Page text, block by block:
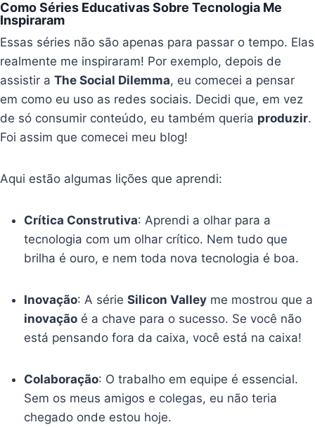
Como Séries Educativas Sobre Tecnologia Me
Inspiraram
Essas séries não são apenas para passar o tempo. Elas
realmente me inspiraram! Por exemplo, depois de
assistir aThe Social Dilemma, eu comecei a pensar
em como eu uso as redes sociais. Decidi que, em vez
de só consumir conteúdo, eu também queria produzir.
Foi assim que comecei meu blog!
Aqui estão algumas lições que aprendi:
Crítica Construtiva: Aprendi a olhar para a
tecnologia com um olhar crítico. Nem tudo que
brilha é ouro, e nem toda nova tecnologia é boa.
Inovação: A sérieSilicon Valley me mostrou que a
inovação é a chave para o sucesso. Se você não
está pensando fora da caixa, você está na caixa!
Colaboração: O trabalho em equipe é essencial.
Sem os meus amigos e colegas, eu não teria
chegado onde estou hoje.